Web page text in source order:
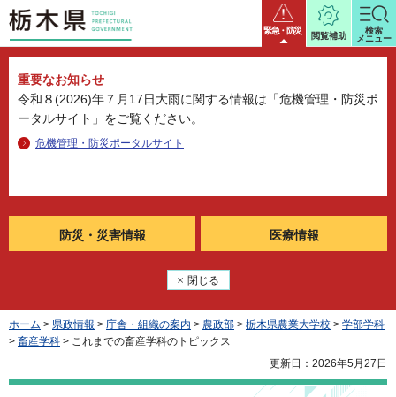
栃木県 緊急・防災
重要なお知らせ
令和８(2026)年７月17日大雨に関する情報は「危機管理・防災ポ
ータルサイト」をご覧ください。
危機管理・防災ポータルサイト
防災・ 災害情報 医療情報
閉じる
閲覧補助
検索
メニュー
ホーム > 県政情報 > 庁舎・組織の案内 > 農政部 > 栃木県農業大学校 > 学部学科
> 畜産学科 > これまでの畜産学科のトピックス
更新日：2026年5月27日